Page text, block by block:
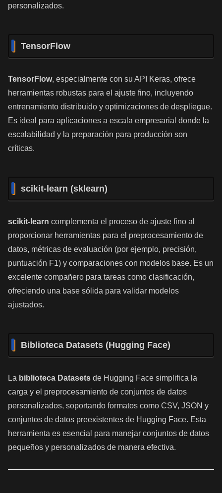
personalizados.
TensorFlow
TensorFlow, especialmente con su API Keras, ofrece
herramientas robustas para el ajuste fino, incluyendo
entrenamiento distribuido y optimizaciones de despliegue.
Es ideal para aplicaciones a escala empresarial donde la
escalabilidad y la preparación para producción son
críticas.
scikit-learn (sklearn)
scikit-learn complementa el proceso de ajuste fino al
proporcionar herramientas para el preprocesamiento de
datos, métricas de evaluación (por ejemplo, precisión,
puntuación F1) y comparaciones con modelos base. Es un
excelente compañero para tareas como clasificación,
ofreciendo una base sólida para validar modelos
ajustados.
Biblioteca Datasets (Hugging Face)
La biblioteca Datasets de Hugging Face simplifica la
carga y el preprocesamiento de conjuntos de datos
personalizados, soportando formatos como CSV, JSON y
conjuntos de datos preexistentes de Hugging Face. Esta
herramienta es esencial para manejar conjuntos de datos
pequeños y personalizados de manera efectiva.